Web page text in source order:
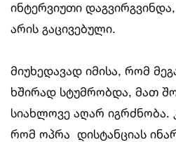
ინტერვიუთი
არის გაცივებული.
მიუხედავად იმისა, რომ
ხშირად სტუმრობდა, მათ
სიახლოვე აღარ იგრძნობა.
რომ ოპრა დისტანციას